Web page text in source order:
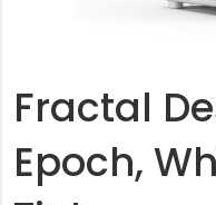
Fractal
Epoch,